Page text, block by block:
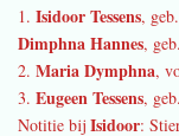
1. Isidoor Tessens,
Dimphna Hannes,
2. Maria Dymphna,
3. Eugeen Tessens,
Notitie bij Isidoor: